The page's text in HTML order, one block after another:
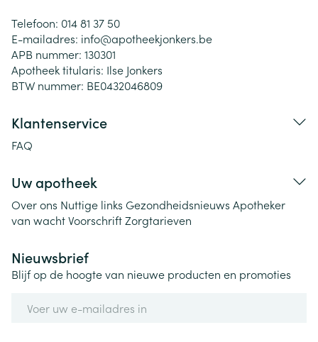
Telefoon: 014 81 37 50
E-mailadres: info@apotheekjonkers.be
APB nummer: 130301
Apotheek titularis: Ilse Jonkers
BTW nummer: BE0432046809
Klantenservice
FAQ
Uw apotheek
Over ons Nuttige links Gezondheidsnieuws Apotheker
van wachtVoorschriftZorgtarieven
Nieuwsbrief
Blijf op de hoogte van nieuwe producten en promoties